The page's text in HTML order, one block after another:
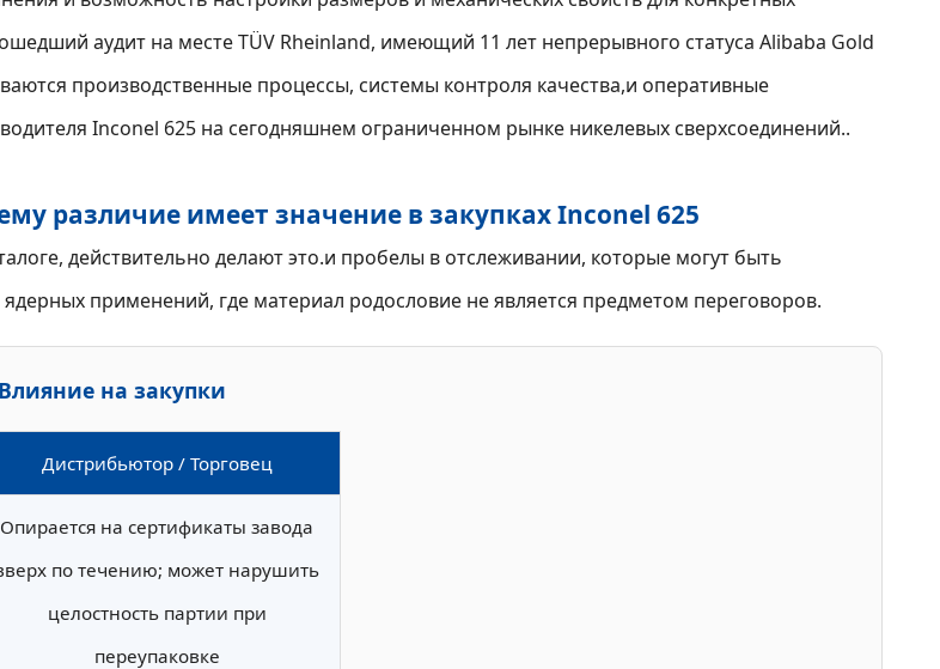
аудит на месте TÜV Rheinland, имеющий 11 лет непрерывного статуса Alibaba Gold
производственные процессы, системы контроля качества,и оперативные
Inconel 625 на сегодняшнем ограниченном рынке никелевых сверхсоединений..
различие имеет значение в закупках Inconel 625
действительно делают это.и пробелы в отслеживании, которые могут быть
применений, где материал родословие не является предметом переговоров.
на закупки
Дистрибьютор / Торговец
Опирается на сертификаты завода
по течению; может нарушить
целостность партии при
переупаковке